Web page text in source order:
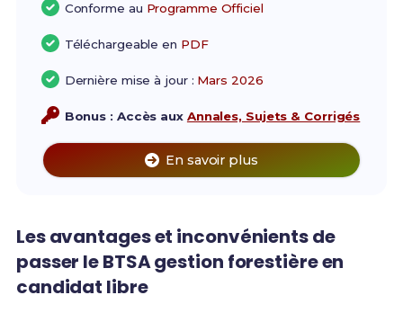
Conforme au Programme Officiel
Téléchargeable en PDF
Dernière mise à jour : Mars 2026
Bonus : Accès aux Annales, Sujets & Corrigés
En savoir plus
Les avantages et inconvénients de
passer le BTSA gestion forestière en
candidat libre